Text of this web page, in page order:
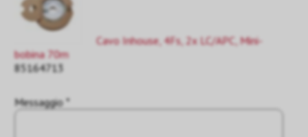
Cavo Inhouse, 4Fs, 2x LC/APC, Mini-
bobina 70m
85164713
Messaggio *